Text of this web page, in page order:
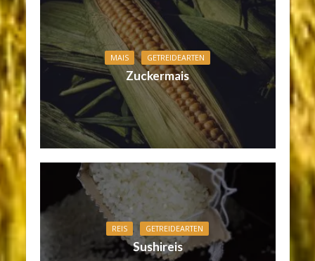
MAIS GETREIDEARTEN
Zuckermais
REIS GETREIDEARTEN
Sushireis